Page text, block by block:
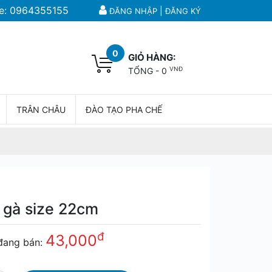
ĐĂNG NHẬP |ĐĂNG KÝ
0964355155
0 GIỎ HÀNG:
TỔNG - 0 VNĐ
TRÂN CHÂU ĐÀO TẠO PHA CHẾ
size 22cm
bán: 43,000đ